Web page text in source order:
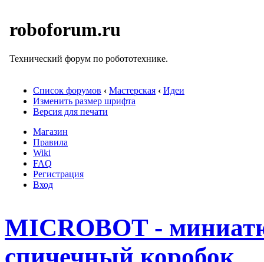
roboforum.ru
Технический форум по робототехнике.
Список форумов ‹ Мастерская ‹ Идеи
Изменить размер шрифта
Версия для печати
Магазин
Правила
Wiki
FAQ
Регистрация
Вход
MICROBOT -
спичечный коробок